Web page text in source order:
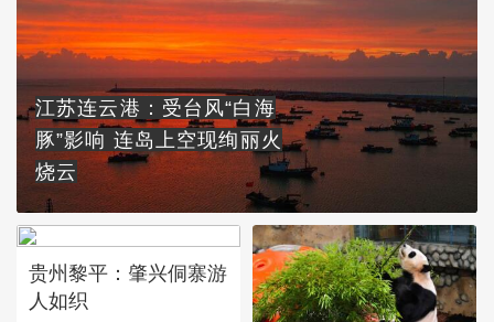
江苏连云港：受台风“白海
豚”影响 连岛上空现绚丽火
烧云
贵州黎平：肇兴侗寨游
人如织